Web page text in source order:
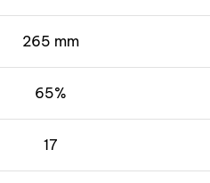
265 mm
65%
17